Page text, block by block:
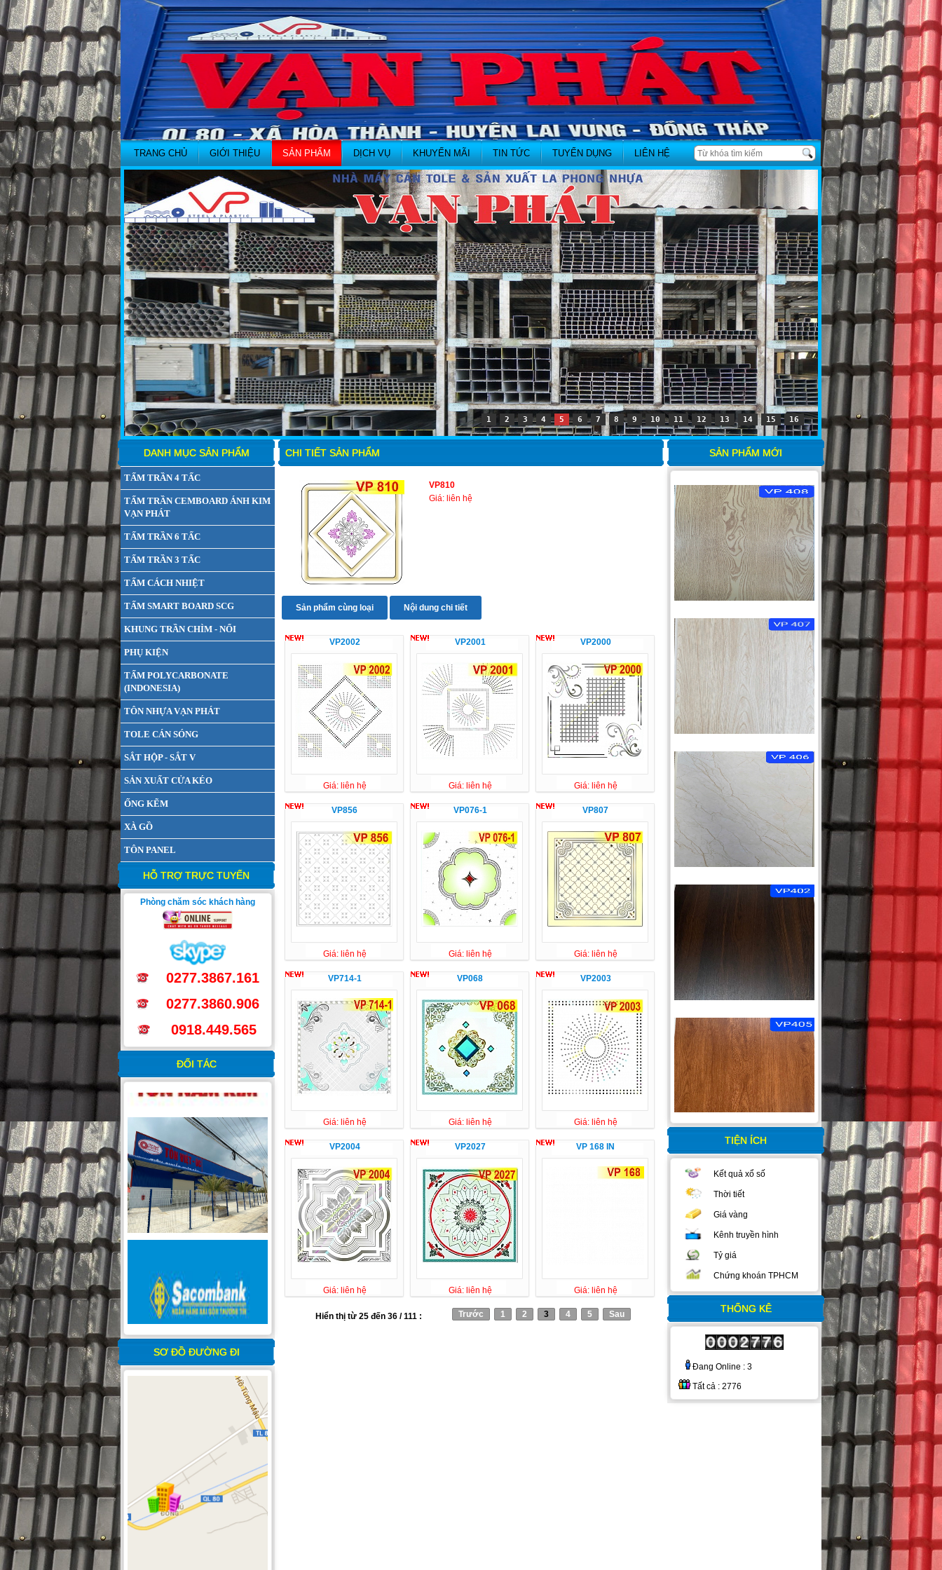
TRANG CHỦ GIỚI THIỆU SẢN PHẨM DỊCH VỤ KHUYẾN MÃI TIN TỨC TUYỂN DỤNG LIÊN HỆ
1 2 3 4 5 6 7 8 9 10 11 12 13 14 15 16
DANH MỤC SẢN PHẨM
TẤM TRẦN 4 TẤC
TẤM TRẦN CEMBOARD ÁNH KIM
VẠN PHÁT
TẤM TRẦN 6 TẤC
TẤM TRẦN 3 TẤC
TẤM CÁCH NHIỆT
TẤM SMART BOARD SCG
KHUNG TRẦN CHÌM - NỔI
PHỤ KIỆN
TẤM POLYCARBONATE
(INDONESIA)
TÔN NHỰA VẠN PHÁT
TOLE CÁN SÓNG
SẮT HỘP - SẮT V
SẢN XUẤT CỬA KÉO
ỐNG KẼM
XÀ GỒ
TÔN PANEL
HỖ TRỢ TRỰC TUYẾN
Phòng chăm sóc khách hàng
0277.3867.161
0277.3860.906
0918.449.565
ĐỐI TÁC
SƠ ĐỒ ĐƯỜNG ĐI
CHI TIẾT SẢN PHẨM
VP810
Giá: liên hệ
Sản phẩm cùng loại Nội dung chi tiết
VP2002
Giá: liên hệ
VP2001
Giá: liên hệ
VP2000
Giá: liên hệ
VP856
Giá: liên hệ
VP076-1
Giá: liên hệ
VP807
Giá: liên hệ
VP714-1
Giá: liên hệ
VP068
Giá: liên hệ
VP2003
Giá: liên hệ
VP2004
Giá: liên hệ
VP2027
Giá: liên hệ
VP 168 IN
Giá: liên hệ
Hiển thị từ 25 đến 36 / 111 : Trước 1 2 3 4 5 Sau
SẢN PHẨM MỚI
TIỆN ÍCH
Kết quả xổ số
Thời tiết
Giá vàng
Kênh truyền hình
Tỷ giá
Chứng khoán TPHCM
THỐNG KÊ
Đang Online : 3
Tất cả : 2776